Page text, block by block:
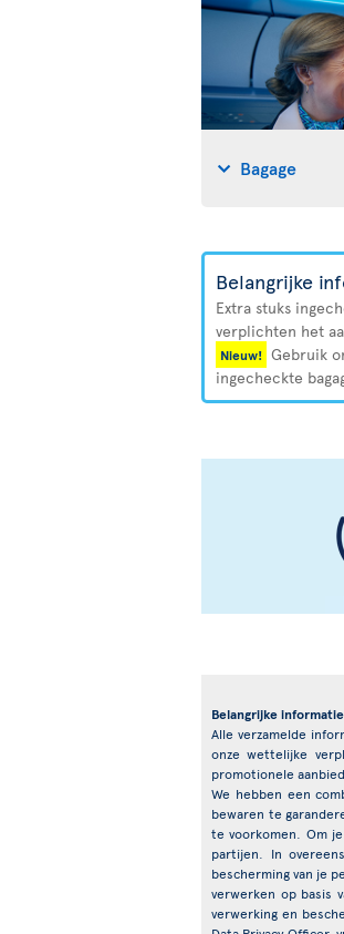
Bagage
Belangrijke
Extra stuks
verplichten het
Nieuw! Gebruik
ingecheckte
Belangrijke
Alle verzamelde
onze wettelijke
promotionele
We hebben een
bewaren te
te voorkomen. Om
partijen. In
bescherming van je
verwerken op basis
verwerking en